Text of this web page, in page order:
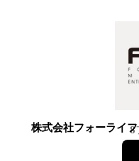
株式会社フォーライ 8